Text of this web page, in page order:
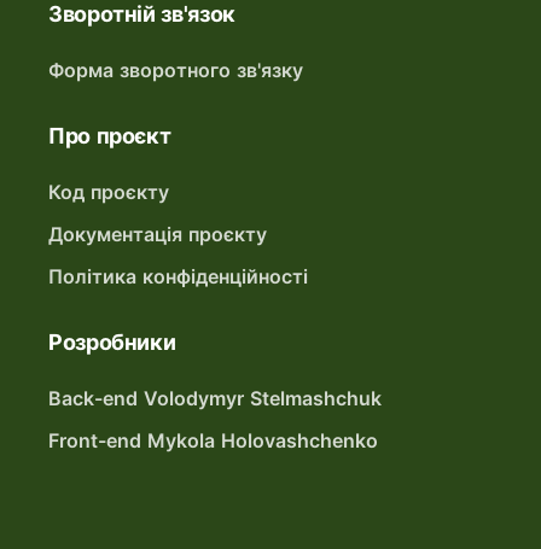
Зворотній зв'язок
Форма зворотного зв'язку
Про проєкт
Код проєкту
Документація проєкту
Політика конфіденційності
Розробники
Back-end Volodymyr Stelmashchuk
Front-end Mykola Holovashchenko